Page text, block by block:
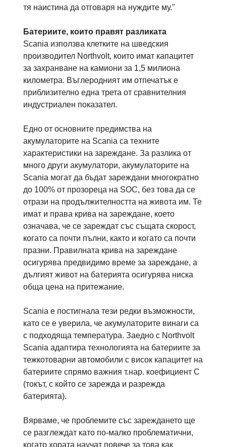
тя наистина да отговаря на нуждите му."
Батериите, които правят разликата
Scania използва клетките на шведския
производител Northvolt, които имат капацитет
за захранване на камиони за 1,5 милиона
километра. Въглеродният им отпечатък е
приблизително една трета от сравнителния
индустриален показател.
Едно от основните предимства на
акумулаторите на Scania са техните
характеристики на зареждане. За разлика от
много други акумулатори, акумулаторите на
Scania могат да бъдат зареждани многократно
до 100% от прозореца на SOC, без това да се
отрази на продължителността на живота им. Те
имат и права крива на зареждане, което
означава, че се зареждат със същата скорост,
когато са почти пълни, както и когато са почти
празни. Правилната крива на зареждане
осигурява предвидимо време за зареждане, а
дългият живот на батерията осигурява ниска
обща цена на притежание.
Scania е постигнала тези редки възможности,
като се е уверила, че акумулаторите винаги са
с подходяща температура. Заедно с Northvolt
Scania адаптира технологията на батериите за
тежкотоварни автомобили с висок капацитет на
батериите спрямо важния т.нар. коефициент C
(токът, с който се зарежда и разрежда
батерията).
Вярваме, че проблемите със зареждането ще
се разглеждат като по-малко проблематични,
когато хората научат повече за това как